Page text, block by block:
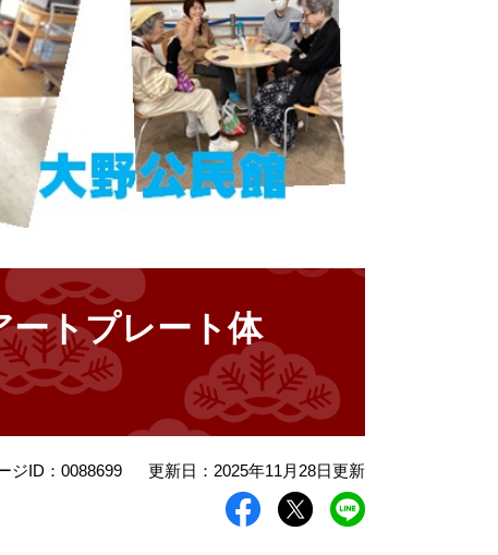
ートプレート体
ジID：0088699 更新日：2025年11月28日更新